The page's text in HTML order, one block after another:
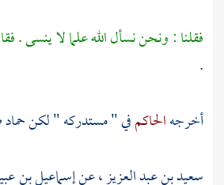
فقلنا : ونحن نسأل الله علما لا ينسى .
.
أخرجهالحاكمفي " مستدركه " لكنحماد
سعيد بن عبد العزيز، عنإسماعيل بن